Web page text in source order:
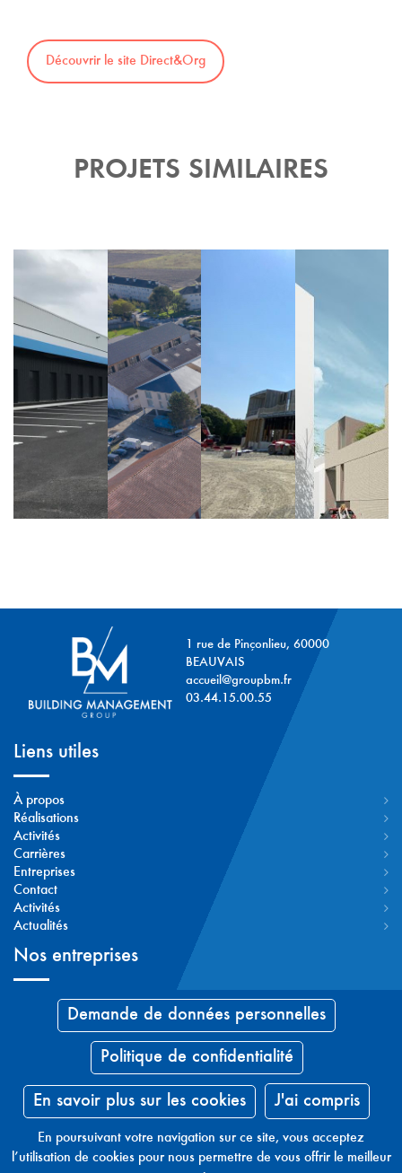
Découvrir le site Direct&Org
PROJETS SIMILAIRES
1 rue de Pinçonlieu, 60000
BEAUVAIS
accueil@groupbm.fr
03.44.15.00.55
Liens utiles
À propos
Réalisations
Activités
Carrières
Entreprises
Contact
Activités
Actualités
Nos entreprises
B3I
CLEUET
BG-CA
ECPH
Demande de données personnelles
Politique de confidentialité
En savoir plus sur les cookies J'ai compris
En poursuivant votre navigation sur ce site, vous acceptez
l’utilisation de cookies pour nous permettre de vous offrir le meilleur